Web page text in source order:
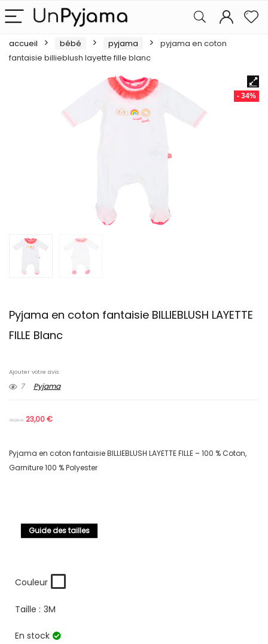
accueil bébé pyjama
pyjama en coton
fantaisie billieblush layette fille blanc
- 34%
Pyjama en coton fantaisie BILLIEBLUSH LAYETTE
FILLE Blanc
Ajouter votre avis
7 Pyjama
35,00€ 23,00€
Pyjama en coton fantaisie BILLIEBLUSH LAYETTE FILLE – 100 % Coton,
Garniture 100 % Polyester
Guide des tailles
Couleur
Taille : 3M
En stock